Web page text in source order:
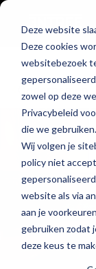
Deze website
Deze cookies
websitebezoek
zowel op deze
Privacybeleid
die we gebruiken.
Wij volgen je
policy niet
website als via
aan je
gebruiken zodat
deze keus te
Ondernemen